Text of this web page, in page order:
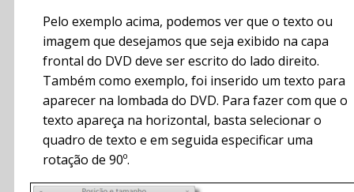
Pelo exemplo acima, podemos ver que o texto ou
imagem que desejamos que seja exibido na capa
frontal do DVD deve ser escrito do lado direito.
Também como exemplo, foi inserido um texto para
aparecer na lombada do DVD. Para fazer com que o
texto apareça na horizontal, basta selecionar o
quadro de texto e em seguida especificar uma
rotação de 90º.